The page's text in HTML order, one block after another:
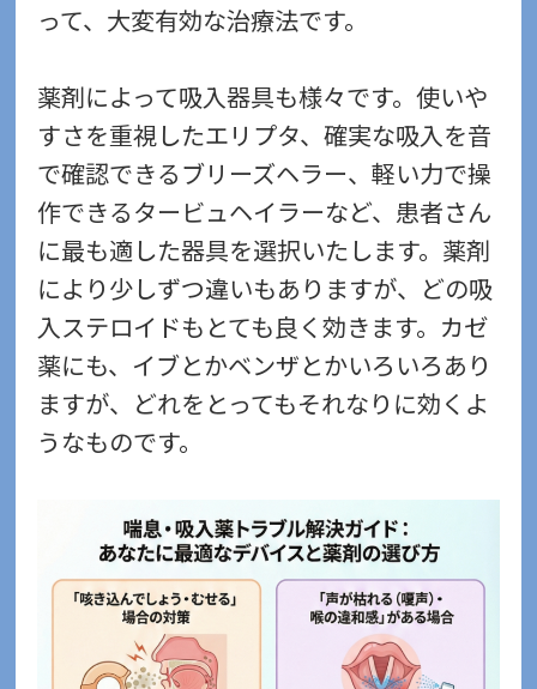
って、大変有効な治療法です。
薬剤によって吸入器具も様々です。使いや
すさを重視したエリプタ、確実な吸入を音
で確認できるブリーズヘラー、軽い力で操
作できるタービュヘイラーなど、患者さん
に最も適した器具を選択いたします。薬剤
により少しずつ違いもありますが、どの吸
入ステロイドもとても良く効きます。カゼ
薬にも、イブとかベンザとかいろいろあり
ますが、どれをとってもそれなりに効くよ
うなものです。